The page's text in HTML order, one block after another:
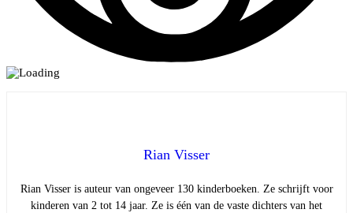
Rian Visser
Rian Visser is auteur van ongeveer 130 kinderboeken. Ze schrijft voor
kinderen van 2 tot 14 jaar. Ze is één van de vaste dichters van het